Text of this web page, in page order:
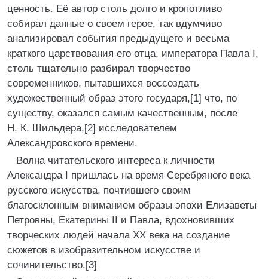
ценность. Её автор столь долго и кропотливо
собирал данные о своем герое, так вдумчиво
анализировал события предыдущего и весьма
краткого царствования его отца, императора Павла I,
столь тщательно разбирал творчество
современников, пытавшихся воссоздать
художественный образ этого государя,[1] что, по
существу, оказался самым качественным, после
Н. К. Шильдера,[2] исследователем
Александровского времени.
Волна читательского интереса к личности
Александра I пришлась на время Серебряного века
русского искусства, почтившего своим
благосклонным вниманием образы эпохи Елизаветы
Петровны, Екатерины II и Павла, вдохновивших
творческих людей начала XX века на создание
сюжетов в изобразительном искусстве и
сочинительство.[3]